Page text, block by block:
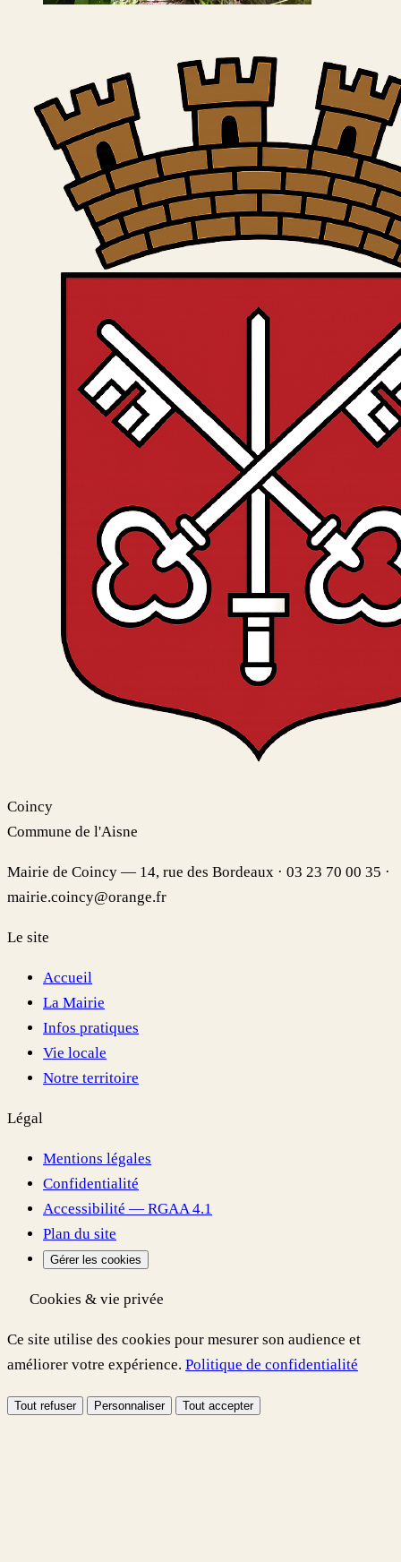
Coincy
Commune de l'Aisne
Mairie de Coincy — 14, rue des Bordeaux · 03 23 70 00 35 ·
mairie.coincy@orange.fr
Le site
Accueil
La Mairie
Infos pratiques
Vie locale
Notre territoire
Légal
Mentions légales
Confidentialité
Accessibilité — RGAA 4.1
Plan du site
Gérer les cookies
Cookies & vie privée
Ce site utilise des cookies pour mesurer son audience et
améliorer votre expérience. Politique de confidentialité
Tout refuser Personnaliser Tout accepter